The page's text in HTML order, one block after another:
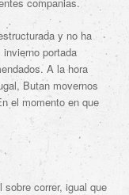
y no ha
portada
A la hora
Butan movernos
el momento en que
correr, igual que